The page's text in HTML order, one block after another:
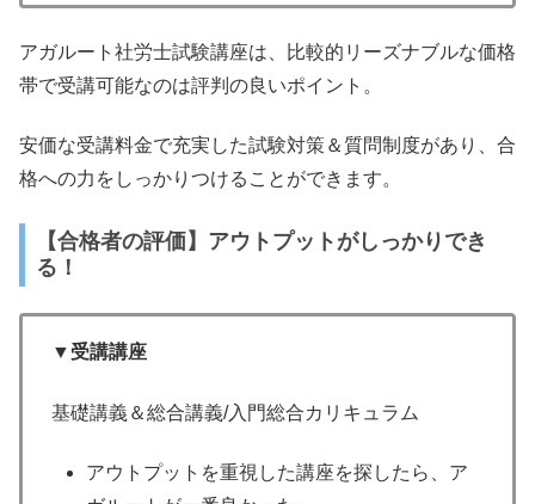
アガルート社労士試験講座は、比較的リーズナブルな価格
帯で受講可能なのは評判の良いポイント。
安価な受講料金で充実した試験対策＆質問制度があり、合
格への力をしっかりつけることができます。
【合格者の評価】アウトプットがしっかりでき
る！
▼受講講座
基礎講義＆総合講義/入門総合カリキュラム
アウトプットを重視した講座を探したら、ア